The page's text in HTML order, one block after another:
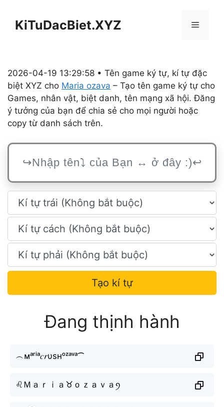
KiTuDacBiet.XYZ Menu
2026-04-19 13:29:58 • Tên game ký tự, kí tự đặc
biệt XYZ cho Maria ozava – Tạo tên game ký tự cho
Games, nhân vật, biệt danh, tên mạng xã hội. Đăng
ý tưởng của bạn để chia sẻ cho mọi người hoặc
copy từ danh sách trên.
Tạo kí tự
Đang thịnh hành
︵ᴍᵃʳⁱᵃ𝑐𝑟υѕнᵒᶻᵃᵛᵃ⁀
♌︎Ｍａｒｉａ♉︎ｏｚａｖａꪆ